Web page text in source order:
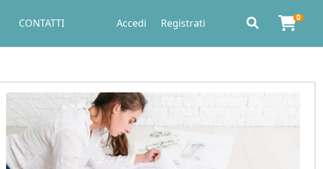
CONTATTI Accedi Registrati 0